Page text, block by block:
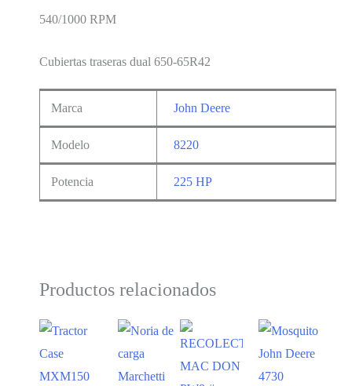
540/1000 RPM
Cubiertas traseras dual 650-65R42
Marca John Deere
Modelo 8220
Potencia 225 HP
Productos relacionados